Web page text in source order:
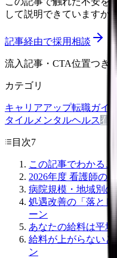
して説明できていますか？
記事経由で採用相談
流入記事・CTA位置つき
カテゴリ
キャリアアップ転職ガイド
タイル メンタルヘルス看
目次7
この記事でわかるこ
2026年度 看護師の
病院規模・地域別の
処遇改善の「落と
ーン
あなたの給料は平
給料が上がらない
ン